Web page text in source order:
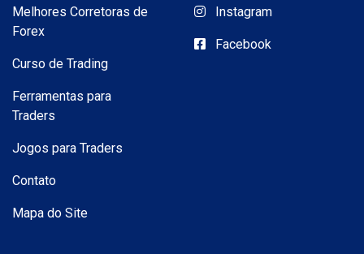
Melhores Corretoras de
Forex
Curso de Trading
Ferramentas para
Traders
Jogos para Traders
Contato
Mapa do Site
Instagram
Facebook